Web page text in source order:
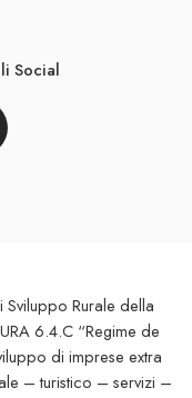
Social
Rurale della
6.4.C “Regime de
di imprese extra
– turistico – servizi –